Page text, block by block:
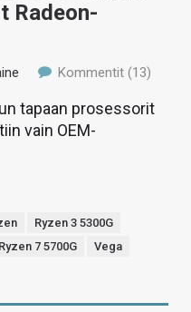
Radeon-
Kommentit (13)
tapaan prosessorit
vain OEM-
Ryzen 3 5300G
Ryzen 7 5700G
Vega